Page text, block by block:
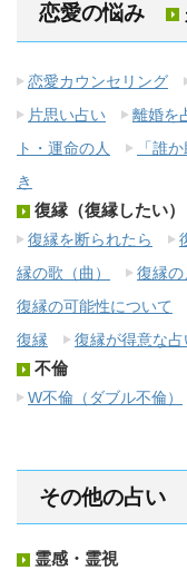
恋愛の悩み
恋愛カウンセリング
片思い占い
離婚を
ト・運命の人
「誰
き
復縁（復縁したい）
復縁を断られたら
縁の歌（曲）
復縁
復縁の可能性について
復縁
復縁が得意な占
不倫
W不倫（ダブル不倫）
その他の占い
霊感・霊視